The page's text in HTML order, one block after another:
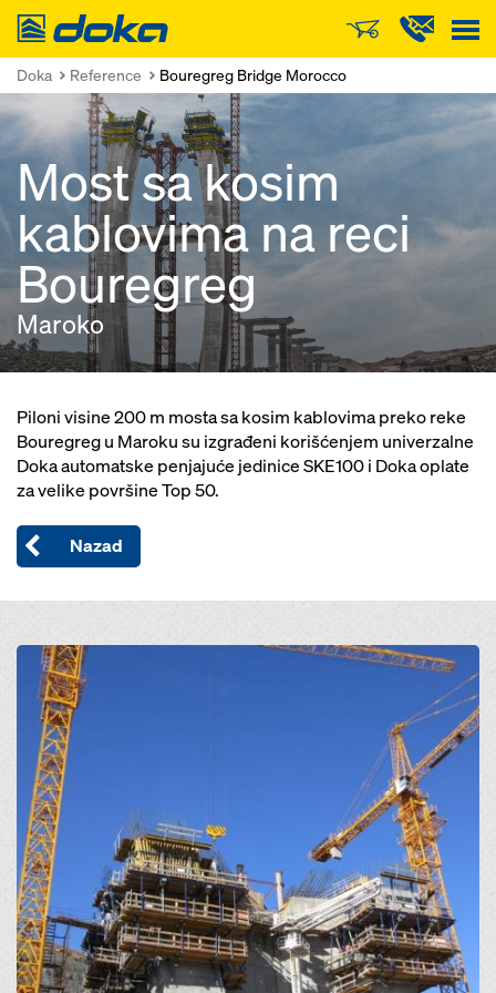
Doka
Doka Reference Bouregreg Bridge Morocco
Most sa kosim
kablovima na reci
Bouregreg
Maroko
Piloni visine 200 m mosta sa kosim kablovima preko reke
Bouregreg u Maroku su izgrađeni korišćenjem univerzalne
Doka automatske penjajuće jedinice SKE100 i Doka oplate
za velike površine Top 50.
Nazad
Open